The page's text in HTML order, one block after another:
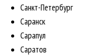
Санкт-Петербург
Саранск
Сарапул
Саратов